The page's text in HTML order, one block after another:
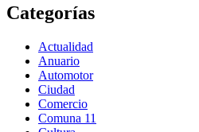
Categorías
Actualidad
Anuario
Automotor
Ciudad
Comercio
Comuna 11